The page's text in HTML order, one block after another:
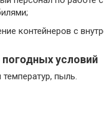
контейнеров с
условий
пыль.